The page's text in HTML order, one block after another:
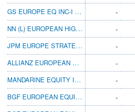
GS EUROPE EQ INC-I DIS EUR
-
NN (L) EUROPEAN HIGH DIV Z CAP EUR
-
JPM EUROPE STRATEGIC DIVIDEND C (MTH)EUR
-
ALLIANZ EUROPEAN EQUITY DIV AM USD
-
MANDARINE EQUITY INCOME L(D)
-
BGF EUROPEAN EQUITY INCOME SR4 GBP
-